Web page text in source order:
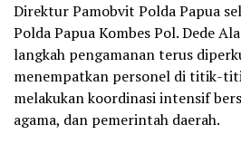
Direktur Pamobvit Polda Papua
Polda Papua Kombes Pol. Dede
langkah pengamanan terus
menempatkan personel di titik-
melakukan koordinasi intensif
agama, dan pemerintah daerah.